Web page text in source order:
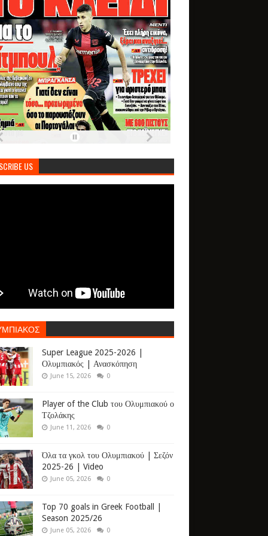
US
Super League 2025-2026 |
Ολυμπιακός | Ανασκόπηση
June 15, 2026 0
Player of the Club του Ολυμπιακού ο
Τζολάκης
June 11, 2026 0
Όλα τα γκολ του Ολυμπιακού | Σεζόν
2025-26 | Video
June 05, 2026 0
Top 70 goals in Greek Football |
Season 2025/26
June 05, 2026 0